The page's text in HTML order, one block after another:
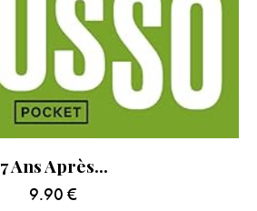
7 Ans Après…
9.90 €